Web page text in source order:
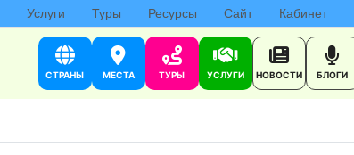
Услуги Туры Ресурсы Сайт Кабинет
СТРАНЫ МЕСТА ТУРЫ УСЛУГИ НОВОСТИ БЛОГИ